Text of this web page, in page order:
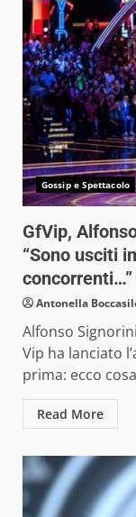
Gossip e Spettacolo
GfVip,
“Sono usciti
Antonella
Alfonso
Vip ha lanciato
prima: ecco
Read More